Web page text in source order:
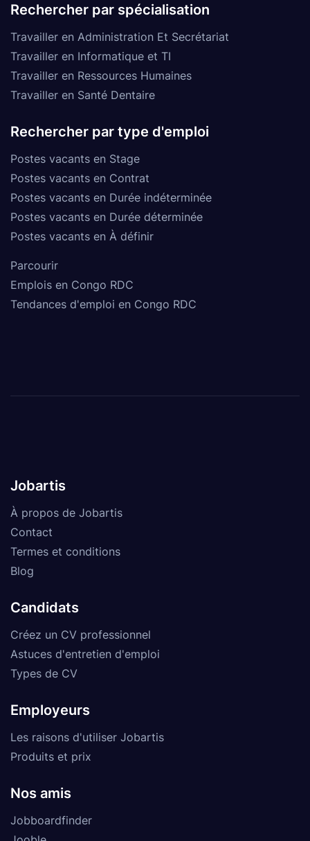
Rechercher par spécialisation
Travailler en Administration Et Secrétariat
Travailler en Informatique et TI
Travailler en Ressources Humaines
Travailler en Santé Dentaire
Rechercher par type d'emploi
Postes vacants en Stage
Postes vacants en Contrat
Postes vacants en Durée indéterminée
Postes vacants en Durée déterminée
Postes vacants en À définir
Parcourir
Emplois en Congo RDC
Tendances d'emploi en Congo RDC
Jobartis
À propos de Jobartis
Contact
Termes et conditions
Blog
Candidats
Créez un CV professionnel
Astuces d'entretien d'emploi
Types de CV
Employeurs
Les raisons d'utiliser Jobartis
Produits et prix
Nos amis
Jobboardfinder